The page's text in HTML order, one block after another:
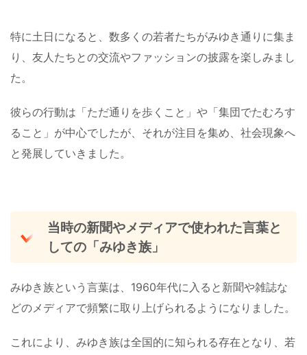
特に土日になると、数多くの若者たちがみゆき通りに集ま
り、友人たちとの交流やファッションの披露を楽しみまし
た。
彼らの行動は「ただ通りを歩くこと」や「集団でたむろす
ること」が中心でしたが、それが注目を集め、社会現象へ
と発展していきました。
当時の新聞やメディアで使われた言葉と
しての「みゆき族」
みゆき族という言葉は、1960年代に入ると新聞や雑誌な
どのメディアで頻繁に取り上げられるようになりました。
これにより、みゆき族は全国的に知られる存在となり、若